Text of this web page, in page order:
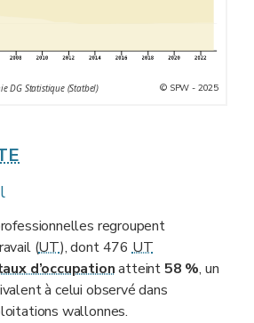
DG Statistique (Statbel) © SPW - 2025
regroupent
(UT), dont 476UT
d’occupationatteint58 %, un
à celui observé dans
wallonnes.